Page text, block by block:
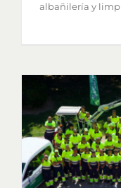
albañilería y